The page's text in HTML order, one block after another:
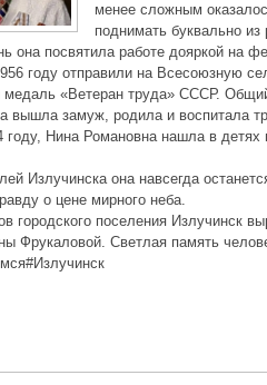
менее сложным
поднимать буквально из
она посвятила работе дояркой на
году отправили на Всесоюзную
медаль «Ветеран труда» СССР.
вышла замуж, родила и воспитала
году, Нина Романовна нашла в
Излучинска она навсегда
о цене мирного неба.
городского поселения Излучинск
Фрукаловой. Светлая память